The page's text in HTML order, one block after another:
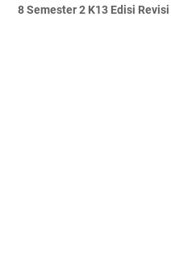
8 Semester 2 K13 Edisi Revisi